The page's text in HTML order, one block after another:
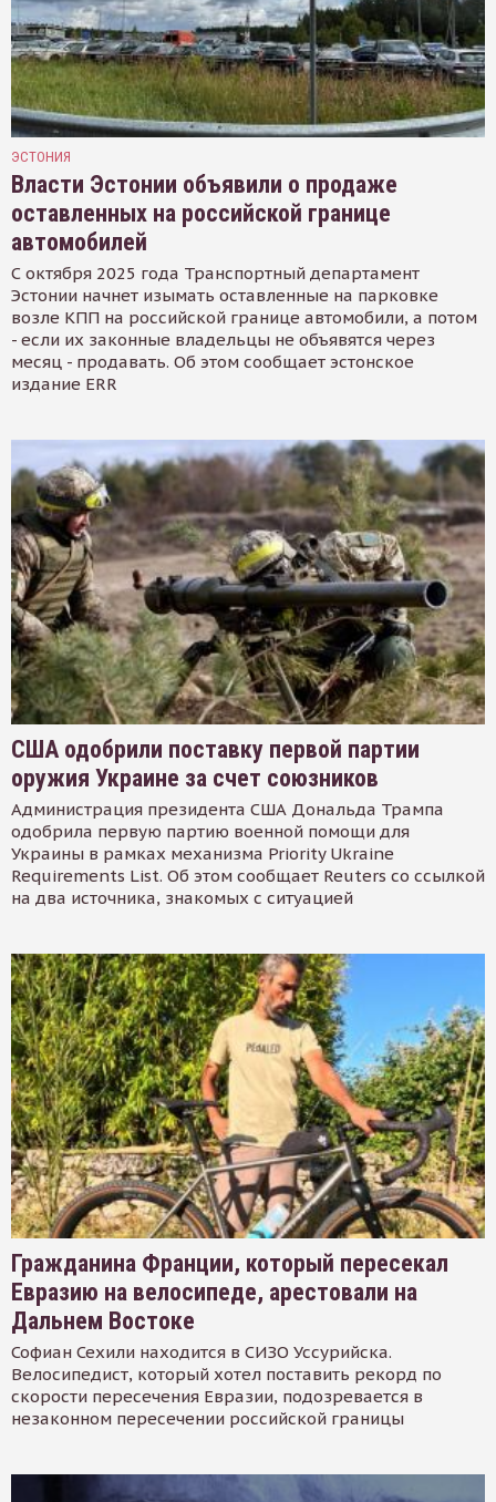
ЭСТОНИЯ
Власти Эстонии объявили о продаже
оставленных на российской границе
автомобилей
С октября 2025 года Транспортный департамент
Эстонии начнет изымать оставленные на парковке
возле КПП на российской границе автомобили, а потом
- если их законные владельцы не объявятся через
месяц - продавать. Об этом сообщает эстонское
издание ERR
США одобрили поставку первой партии
оружия Украине за счет союзников
Администрация президента США Дональда Трампа
одобрила первую партию военной помощи для
Украины в рамках механизма Priority Ukraine
Requirements List. Об этом сообщает Reuters со ссылкой
на два источника, знакомых с ситуацией
Гражданина Франции, который пересекал
Евразию на велосипеде, арестовали на
Дальнем Востоке
Софиан Сехили находится в СИЗО Уссурийска.
Велосипедист, который хотел поставить рекорд по
скорости пересечения Евразии, подозревается в
незаконном пересечении российской границы